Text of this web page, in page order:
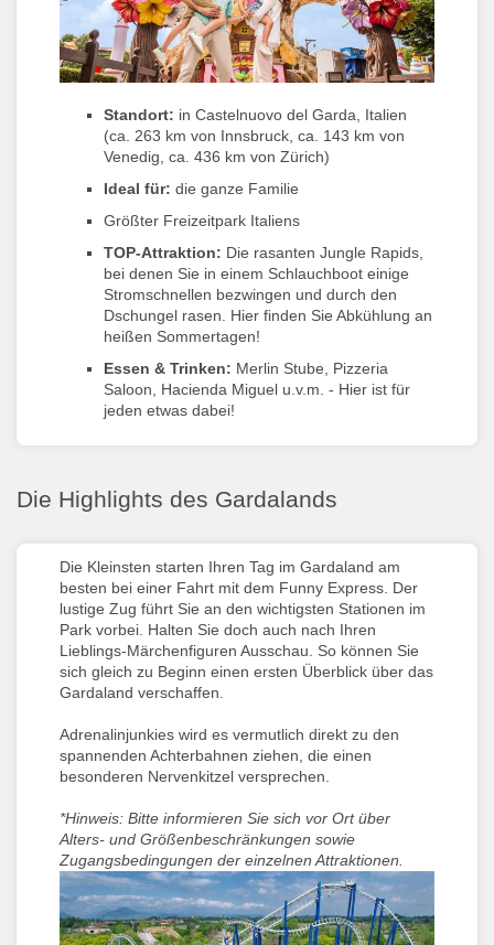
Standort: in Castelnuovo del Garda, Italien
(ca. 263 km von Innsbruck, ca. 143 km von
Venedig, ca. 436 km von Zürich)
Ideal für: die ganze Familie
Größter Freizeitpark Italiens
TOP-Attraktion: Die rasanten Jungle Rapids,
bei denen Sie in einem Schlauchboot einige
Stromschnellen bezwingen und durch den
Dschungel rasen. Hier finden Sie Abkühlung an
heißen Sommertagen!
Essen & Trinken: Merlin Stube, Pizzeria
Saloon, Hacienda Miguel u.v.m. - Hier ist für
jeden etwas dabei!
Die Highlights des Gardalands
Die Kleinsten starten Ihren Tag im Gardaland am
besten bei einer Fahrt mit dem Funny Express. Der
lustige Zug führt Sie an den wichtigsten Stationen im
Park vorbei. Halten Sie doch auch nach Ihren
Lieblings-Märchenfiguren Ausschau. So können Sie
sich gleich zu Beginn einen ersten Überblick über das
Gardaland verschaffen.
Adrenalinjunkies wird es vermutlich direkt zu den
spannenden Achterbahnen ziehen, die einen
besonderen Nervenkitzel versprechen.
*Hinweis: Bitte informieren Sie sich vor Ort über
Alters- und Größenbeschränkungen sowie
Zugangsbedingungen der einzelnen Attraktionen.